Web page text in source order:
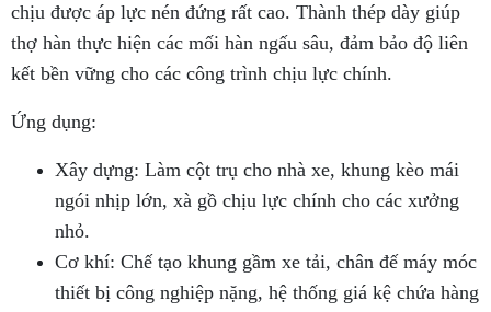
chịu được áp lực nén đứng rất cao. Thành thép dày giúp
thợ hàn thực hiện các mối hàn ngấu sâu, đảm bảo độ liên
kết bền vững cho các công trình chịu lực chính.
Ứng dụng:
Xây dựng: Làm cột trụ cho nhà xe, khung kèo mái
ngói nhịp lớn, xà gồ chịu lực chính cho các xưởng
nhỏ.
Cơ khí: Chế tạo khung gầm xe tải, chân đế máy móc
thiết bị công nghiệp nặng, hệ thống giá kệ chứa hàng